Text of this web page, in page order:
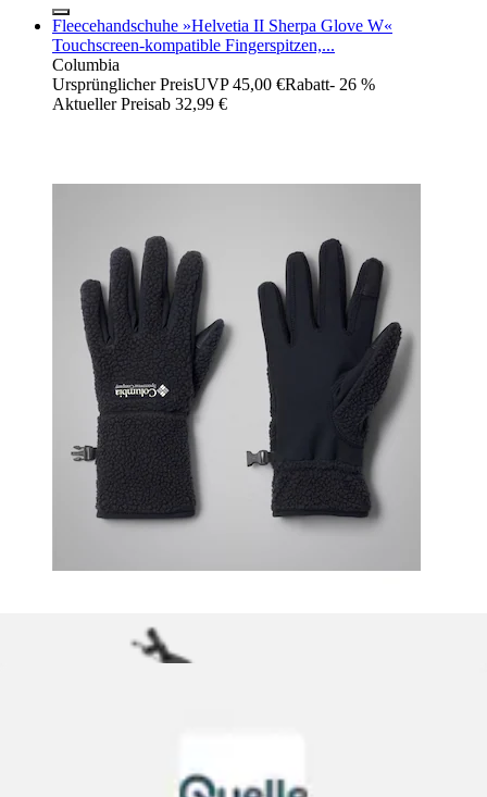
Fleecehandschuhe »Helvetia II Sherpa Glove W«
Touchscreen-kompatible Fingerspitzen,...
Columbia
Ursprünglicher PreisUVP 45,00 €Rabatt- 26 %
Aktueller Preisab 32,99 €